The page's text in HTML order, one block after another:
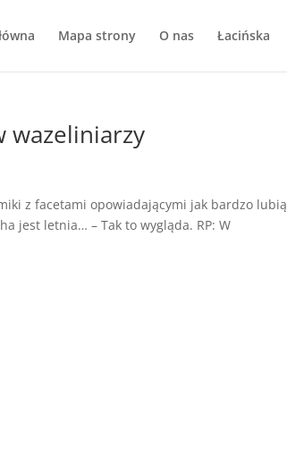
Mapa strony O nas Łacińska
wazeliniarzy
z facetami opowiadającymi jak bardzo lubią
jest letnia… – Tak to wygląda. RP: W